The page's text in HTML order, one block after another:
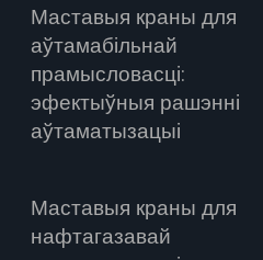
Маставыя краны для
аўтамабільнай
прамысловасці:
эфектыўныя рашэнні
аўтаматызацыі
Маставыя краны для
нафтагазавай